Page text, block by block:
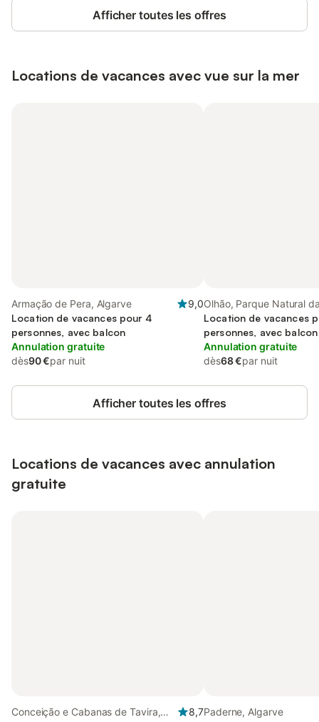
Afficher toutes les offres
Locations de vacances avec vue sur la mer
Armação de Pera, Algarve
9,0
Location de vacances pour 4
personnes, avec balcon
Annulation gratuite
dès90 €par nuit
Olhão, Parque Natural
Formosa
Location de vacances
personnes, avec balcon
Annulation gratuite
dès68 €par nuit
Afficher toutes les offres
Locations de vacances avec annulation
gratuite
Conceição e Cabanas de Tavira,
8,7Paderne, Algarve